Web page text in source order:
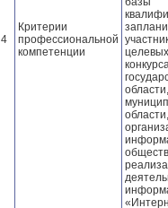
4
Критерии
профессиональной
компетенции